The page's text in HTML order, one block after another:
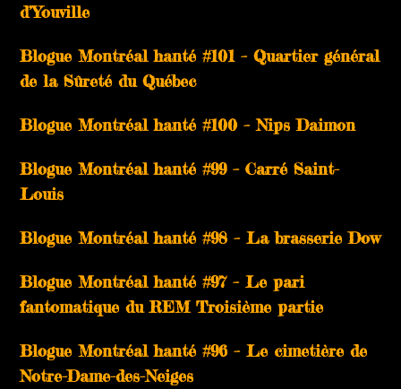
d’Youville
Blogue Montréal hanté #101 – Quartier général
de la Sûreté du Québec
Blogue Montréal hanté #100 – Nips Daimon
Blogue Montréal hanté #99 – Carré Saint-
Louis
Blogue Montréal hanté #98 – La brasserie Dow
Blogue Montréal hanté #97 – Le pari
fantomatique du REM Troisième partie
Blogue Montréal hanté #96 – Le cimetière de
Notre-Dame-des-Neiges